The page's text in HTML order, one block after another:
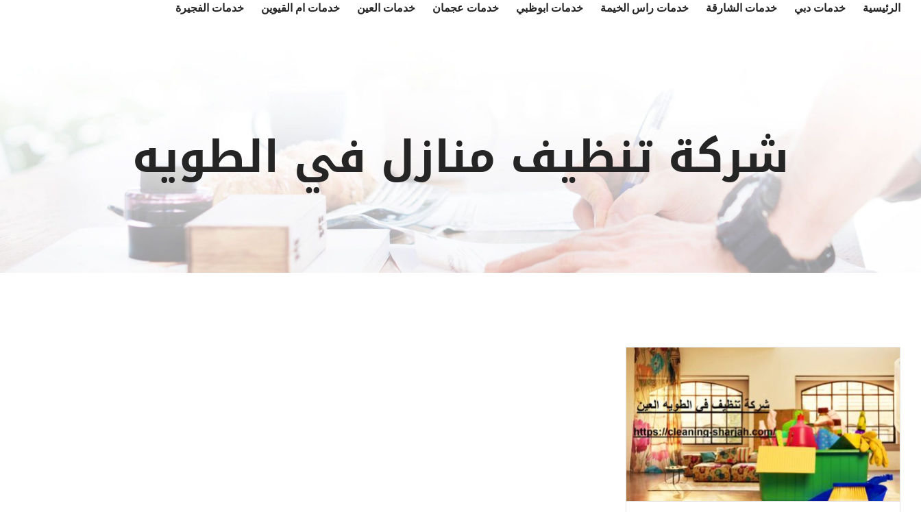
الرئيسية خدمات دبي خدمات الشارقة خدمات راس الخيمة خدمات ابوظبي خدمات عجمان خدمات العين خدمات ام القيوين خدمات الفجيرة
شركة تنظيف منازل في الطويه